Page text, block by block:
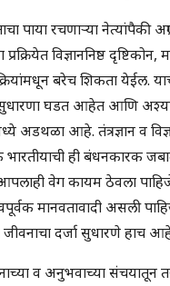
पाया रचणाऱ्या नेत्यांपैकी
प्रक्रियेत विज्ञाननिष्ठ
बरेच शिकता
घडत आहेत आणि
अडथळा आहे. तंत्रज्ञान व
ही बंधनकारक
वेग कायम ठेवला पाहिजे.
मानवतावादी असली
दर्जा सुधारणे हाच
व अनुभवाच्या संचयातून